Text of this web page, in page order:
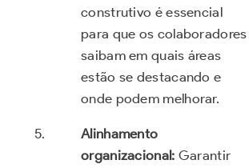
construtivo é essencial
para que os colaboradores
saibam em quais áreas
estão se destacando e
onde podem melhorar.
Alinhamento
organizacional: Garantir